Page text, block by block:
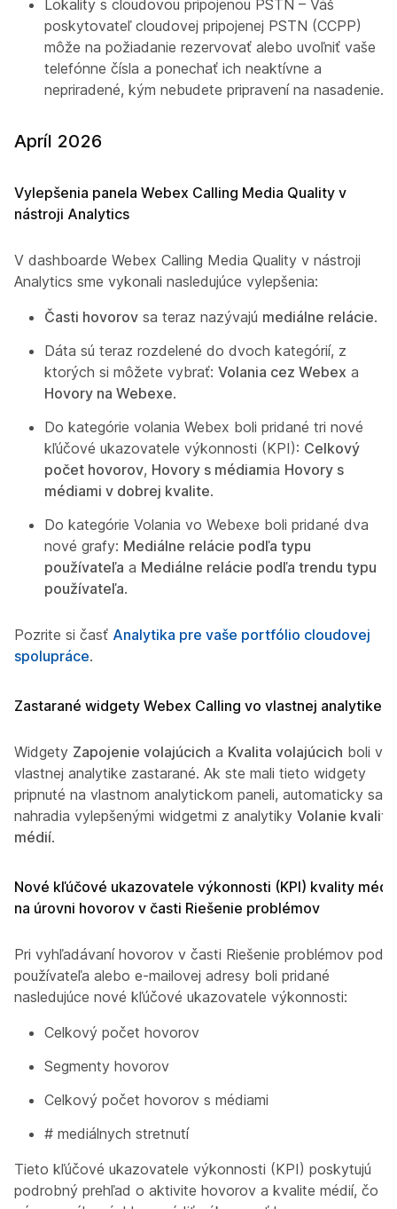
Lokality s cloudovou pripojenou PSTN – Váš
poskytovateľ cloudovej pripojenej PSTN (CCPP)
môže na požiadanie rezervovať alebo uvoľniť vaše
telefónne čísla a ponechať ich neaktívne a
nepriradené, kým nebudete pripravení na nasadenie.
Apríl 2026
Vylepšenia panela Webex Calling Media Quality v
nástroji Analytics
V dashboarde Webex Calling Media Quality v nástroji
Analytics sme vykonali nasledujúce vylepšenia:
Časti hovorov sa teraz nazývajú mediálne relácie.
Dáta sú teraz rozdelené do dvoch kategórií, z
ktorých si môžete vybrať: Volania cez Webex a
Hovory na Webexe.
Do kategórie volania Webex boli pridané tri nové
kľúčové ukazovatele výkonnosti (KPI): Celkový
počet hovorov, Hovory s médiamia Hovory s
médiami v dobrej kvalite.
Do kategórie Volania vo Webexe boli pridané dva
nové grafy: Mediálne relácie podľa typu
používateľa a Mediálne relácie podľa trendu typu
používateľa.
Pozrite si časť Analytika pre vaše portfólio cloudovej
spolupráce.
Zastarané widgety Webex Calling vo vlastnej analytike
Widgety Zapojenie volajúcich a Kvalita volajúcich boli vo
vlastnej analytike zastarané. Ak ste mali tieto widgety
pripnuté na vlastnom analytickom paneli, automaticky sa
nahradia vylepšenými widgetmi z analytiky Volanie kvality
médií.
Nové kľúčové ukazovatele výkonnosti (KPI) kvality médií
na úrovni hovorov v časti Riešenie problémov
Pri vyhľadávaní hovorov v časti Riešenie problémov podľa
používateľa alebo e-mailovej adresy boli pridané
nasledujúce nové kľúčové ukazovatele výkonnosti:
Celkový počet hovorov
Segmenty hovorov
Celkový počet hovorov s médiami
# mediálnych stretnutí
Tieto kľúčové ukazovatele výkonnosti (KPI) poskytujú
podrobný prehľad o aktivite hovorov a kvalite médií, čo